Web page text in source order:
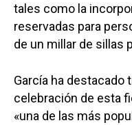
tales como la
reservadas para
de un millar de sillas
García ha
celebración de esta
«una de las más